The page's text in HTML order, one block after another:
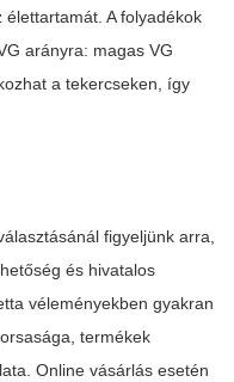
A folyadékok
arányra: magas VG
a tekercseken, így
figyeljünk arra,
és hivatalos
véleményekben gyakran
termékek
Online vásárlás esetén